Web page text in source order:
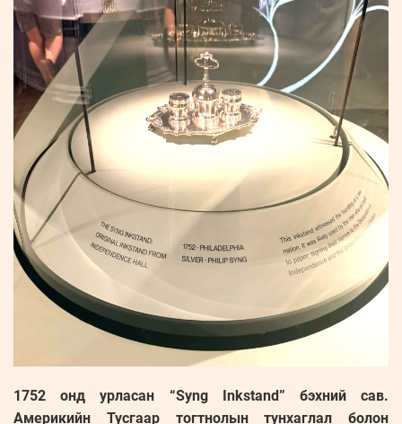
1752 онд урласан “Syng Inkstand” бэхний сав.
Америкийн Тусгаар тогтнолын тунхаглал болон